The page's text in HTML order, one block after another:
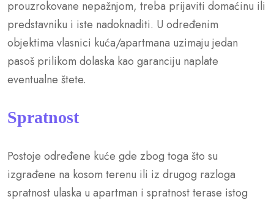
prouzrokovane nepažnjom, treba prijaviti domaćinu ili
predstavniku i iste nadoknaditi. U određenim
objektima vlasnici kuća/apartmana uzimaju jedan
pasoš prilikom dolaska kao garanciju naplate
eventualne štete.
Spratnost
Postoje određene kuće gde zbog toga što su
izgrađene na kosom terenu ili iz drugog razloga
spratnost ulaska u apartman i spratnost terase istog